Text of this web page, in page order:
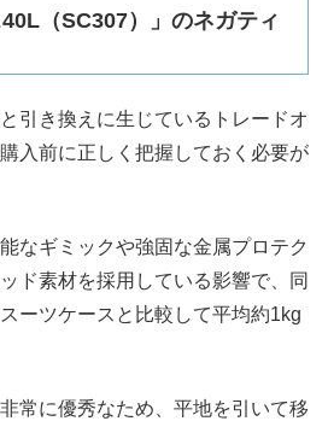
40L（SC307）」のネガティ
引き換えに生じているトレードオ
入前に正しく把握しておく必要が
なギミックや強固な金属プロテク
ド素材を採用している影響で、同
ーツケースと比較して平均約1kg
常に優秀なため、平地を引いて移